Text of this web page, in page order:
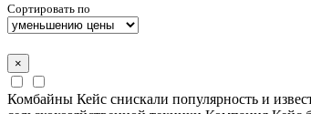
Сортировать по
×
Комбайны Кейс снискали популярность и